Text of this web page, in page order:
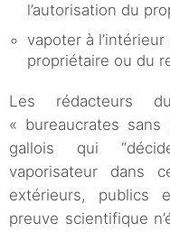
l’autorisation du
vapoter à
propriétaire ou du
Les rédacteurs
« bureaucrates
gallois qui
vaporisateur dans
extérieurs, publics
preuve scientifique